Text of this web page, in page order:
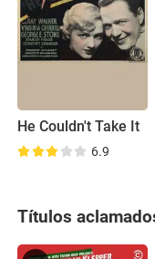
He Couldn't Take It
6.9
Títulos